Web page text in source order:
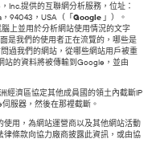
Inc.提供的互聯網分析服務，位址：
94043，USA（「Google 」）。
上並用於分析網站使用情況的文字
是我們的使用者正在流覽的，哪些是
過我們的網站，從哪些網站用戶被重
站的資料將被傳輸到Google，並由
經濟區協定其他成員國的領土內截斷IP
服器，然後在那裡截斷。
用，為網站運營商以及其他網站活動
條款向協力廠商披露此資訊，或由協